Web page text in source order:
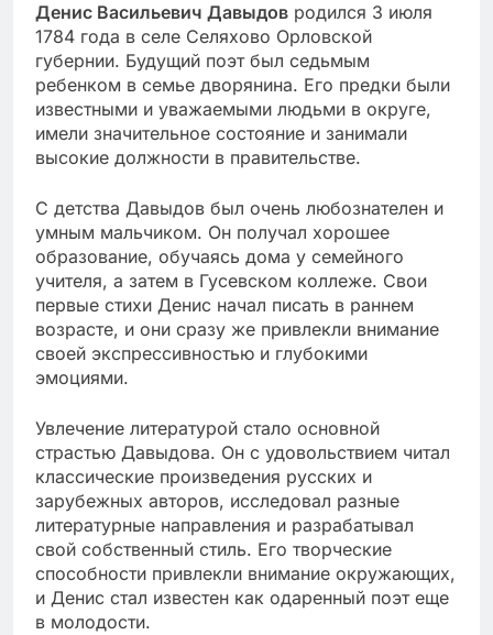
Денис Васильевич Давыдов родился 3 июля
1784 года в селе Селяхово Орловской
губернии. Будущий поэт был седьмым
ребенком в семье дворянина. Его предки были
известными и уважаемыми людьми в округе,
имели значительное состояние и занимали
высокие должности в правительстве.
С детства Давыдов был очень любознателен и
умным мальчиком. Он получал хорошее
образование, обучаясь дома у семейного
учителя, а затем в Гусевском коллеже. Свои
первые стихи Денис начал писать в раннем
возрасте, и они сразу же привлекли внимание
своей экспрессивностью и глубокими
эмоциями.
Увлечение литературой стало основной
страстью Давыдова. Он с удовольствием читал
классические произведения русских и
зарубежных авторов, исследовал разные
литературные направления и разрабатывал
свой собственный стиль. Его творческие
способности привлекли внимание окружающих,
и Денис стал известен как одаренный поэт еще
в молодости.